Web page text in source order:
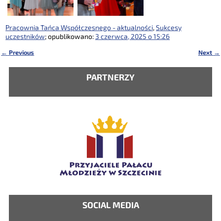
Pracownia Tańca Współczesnego - aktualności,Sukcesy
uczestników; opublikowano: 3 czerwca, 2025 o 15:26
← Previous Next →
PARTNERZY
SOCIAL MEDIA